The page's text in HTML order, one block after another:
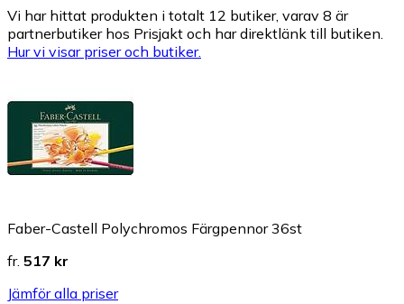
Vi har hittat produkten i totalt 12 butiker, varav 8 är
partnerbutiker hos Prisjakt och har direktlänk till butiken.
Hur vi visar priser och butiker.
Faber-Castell Polychromos Färgpennor 36st
fr. 517 kr
Jämför alla priser